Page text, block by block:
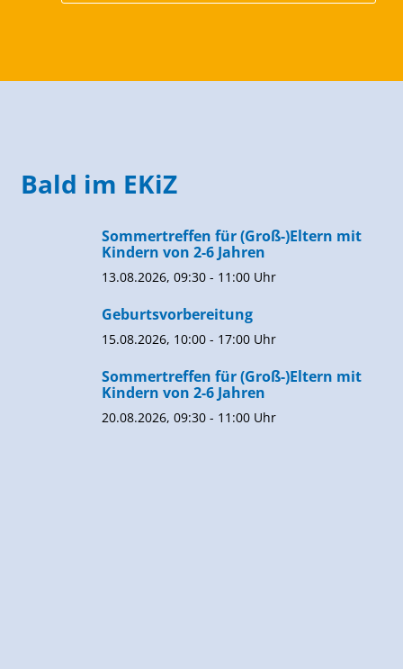
Bald im EKiZ
Sommertreffen für (Groß-)Eltern mit
Kindern von 2-6 Jahren
13.08.2026, 09:30 - 11:00 Uhr
Geburtsvorbereitung
15.08.2026, 10:00 - 17:00 Uhr
Sommertreffen für (Groß-)Eltern mit
Kindern von 2-6 Jahren
20.08.2026, 09:30 - 11:00 Uhr